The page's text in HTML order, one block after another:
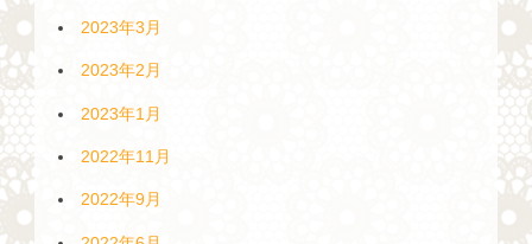
2023年3月
2023年2月
2023年1月
2022年11月
2022年9月